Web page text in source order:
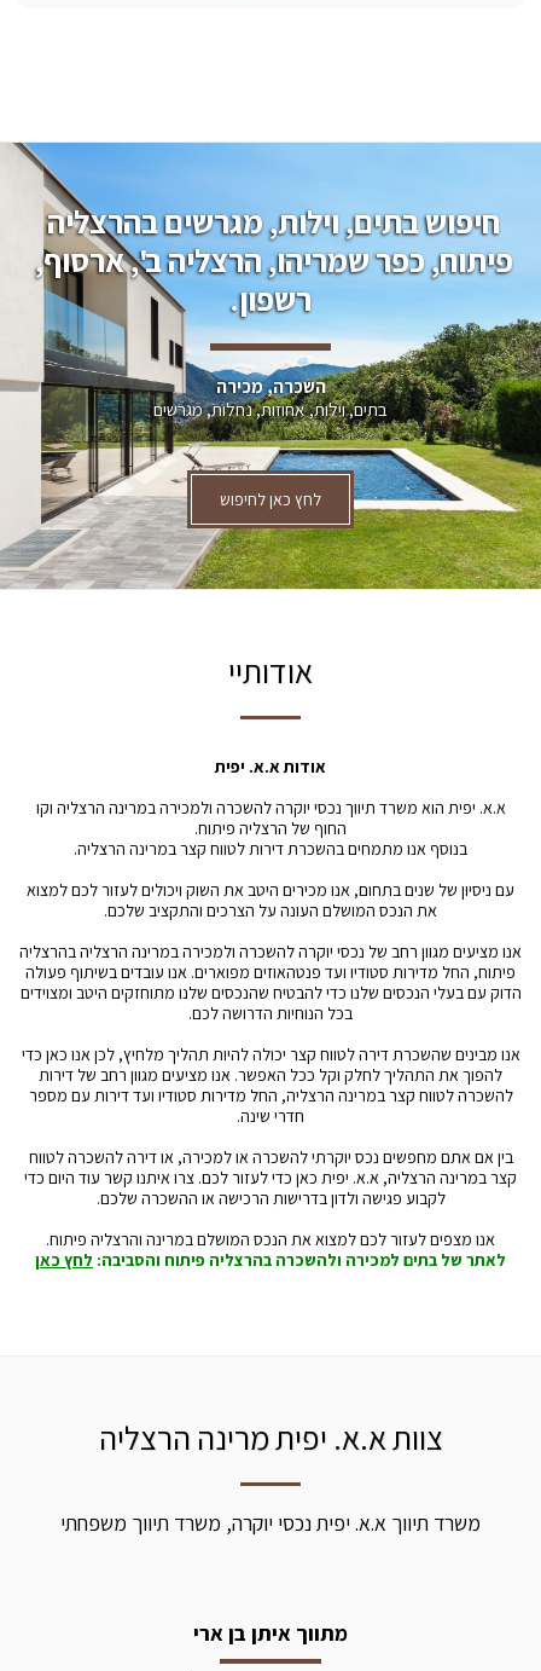
חיפוש בתים, וילות, מגרשים בהרצליה
פיתוח, כפר שמריהו, הרצליה ב', ארסוף,
רשפון.
השכרה, מכירה
בתים, וילות, אחוזות, נחלות, מגרשים
לחץ כאן לחיפוש
אודותיי
אודות א.א. יפית
א.א. יפית הוא משרד תיווך נכסי יוקרה להשכרה ולמכירה במרינה הרצליה וקו
החוף של הרצליה פיתוח.
בנוסף אנו מתמחים בהשכרת דירות לטווח קצר במרינה הרצליה.
עם ניסיון של שנים בתחום, אנו מכירים היטב את השוק ויכולים לעזור לכם למצוא
את הנכס המושלם העונה על הצרכים והתקציב שלכם.
אנו מציעים מגוון רחב של נכסי יוקרה להשכרה ולמכירה במרינה הרצליה בהרצליה
פיתוח, החל מדירות סטודיו ועד פנטהאוזים מפוארים. אנו עובדים בשיתוף פעולה
הדוק עם בעלי הנכסים שלנו כדי להבטיח שהנכסים שלנו מתוחזקים היטב ומצוידים
בכל הנוחיות הדרושה לכם.
אנו מבינים שהשכרת דירה לטווח קצר יכולה להיות תהליך מלחיץ, לכן אנו כאן כדי
להפוך את התהליך לחלק וקל ככל האפשר. אנו מציעים מגוון רחב של דירות
להשכרה לטווח קצר במרינה הרצליה, החל מדירות סטודיו ועד דירות עם מספר
חדרי שינה.
בין אם אתם מחפשים נכס יוקרתי להשכרה או למכירה, או דירה להשכרה לטווח
קצר במרינה הרצליה, א.א. יפית כאן כדי לעזור לכם. צרו איתנו קשר עוד היום כדי
לקבוע פגישה ולדון בדרישות הרכישה או ההשכרה שלכם.
אנו מצפים לעזור לכם למצוא את הנכס המושלם במרינה והרצליה פיתוח.
לאתר של בתים למכירה ולהשכרה בהרצליה פיתוח והסביבה:לחץ כאן
צוות א.א. יפית מרינה הרצליה
משרד תיווך א.א. יפית נכסי יוקרה, משרד תיווך משפחתי
מתווך איתן בן ארי